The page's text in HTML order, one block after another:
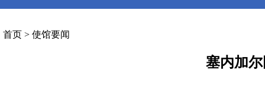
首页 > 使馆要闻
塞内加